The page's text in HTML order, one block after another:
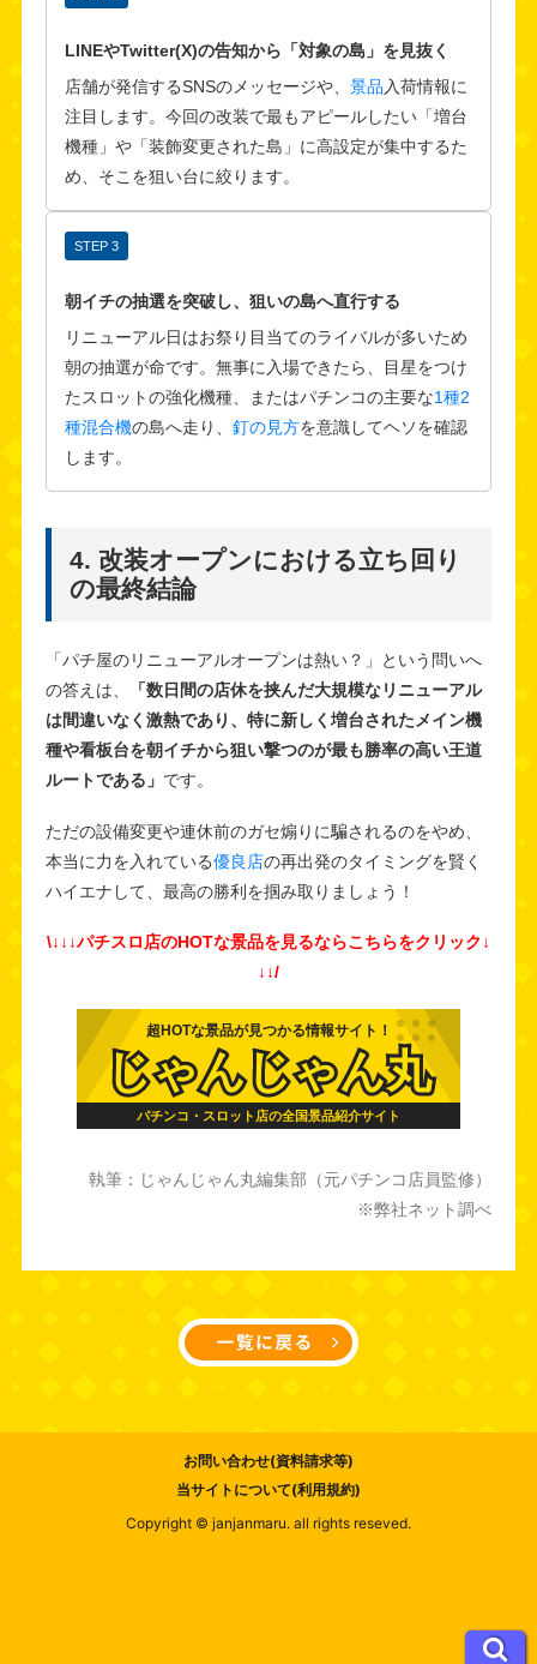
LINEやTwitter(X)の告知から「対象の島」を見抜く
店舗が発信するSNSのメッセージや、 景品 入荷情報に
注目します。今回の改装で最もアピールしたい「増台
機種」や「装飾変更された島」に高設定が集中するた
め、そこを狙い台に絞ります。
STEP 3
朝イチの抽選を突破し、狙いの島へ直行する
リニューアル日はお祭り目当てのライバルが多いため
朝の抽選が命です。無事に入場できたら、目星をつけ
たスロットの強化機種、またはパチンコの主要な1種2
種混合機の島へ走り、 釘の見方を意識してヘソを確認
します。
4. 改装オープンにおける立ち回り
の最終結論
「パチ屋のリニューアルオープンは熱い？」という問いへ
の答えは、
「数日間の店休を挟んだ大規模なリニューアル
は間違いなく激熱であり、特に新しく増台されたメイン機
種や看板台を朝イチから狙い撃つのが最も勝率の高い王道
ルートである」 です。
ただの設備変更や連休前のガセ煽りに騙されるのをやめ、
本当に力を入れている優良店の再出発のタイミングを賢く
ハイエナして、最高の勝利を掴み取りましょう！
\↓↓↓パチスロ店のHOTな景品を見るならこちらをクリック↓
↓↓/
執筆：じゃんじゃん丸編集部（元パチンコ店員監修）
※弊社ネット調べ
お問い合わせ(資料請求等)
当サイトについて(利用規約)
Copyright © janjanmaru. all rights reseved.